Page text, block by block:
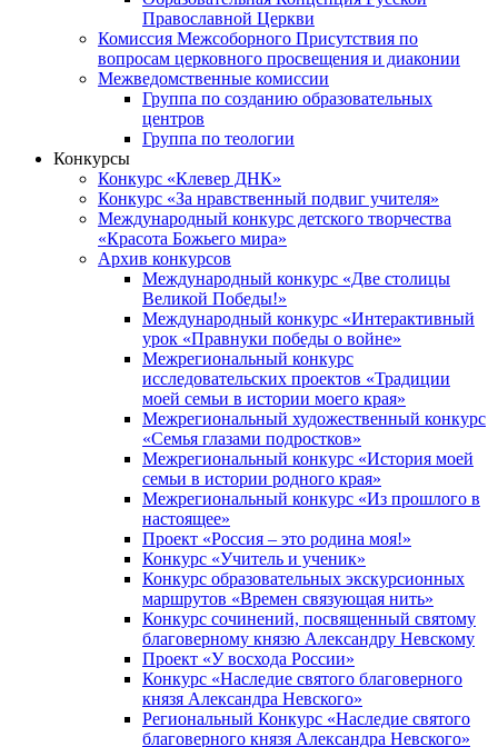
Православной Церкви
Комиссия Межсоборного Присутствия по
вопросам церковного просвещения и диаконии
Межведомственные комиссии
Группа по созданию образовательных
центров
Группа по теологии
Конкурсы
Конкурс «Клевер ДНК»
Конкурс «За нравственный подвиг учителя»
Международный конкурс детского творчества
«Красота Божьего мира»
Архив конкурсов
Международный конкурс «Две столицы
Великой Победы!»
Международный конкурс «Интерактивный
урок «Правнуки победы о войне»
Межрегиональный конкурс
исследовательских проектов «Традиции
моей семьи в истории моего края»
Межрегиональный художественный конкурс
«Семья глазами подростков»
Межрегиональный конкурс «История моей
семьи в истории родного края»
Межрегиональный конкурс «Из прошлого в
настоящее»
Проект «Россия – это родина моя!»
Конкурс «Учитель и ученик»
Конкурс образовательных экскурсионных
маршрутов «Времен связующая нить»
Конкурс сочинений, посвященный святому
благоверному князю Александру Невскому
Проект «У восхода России»
Конкурс «Наследие святого благоверного
князя Александра Невского»
Региональный Конкурс «Наследие святого
благоверного князя Александра Невского»